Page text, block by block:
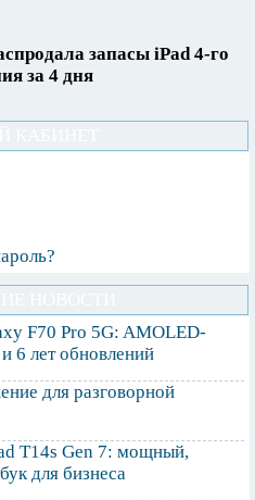
запасы iPad 4-го
за 4 дня
F70 Pro 5G: AMOLED-
6 лет обновлений
для разговорной
T14s Gen 7: мощный,
для бизнеса